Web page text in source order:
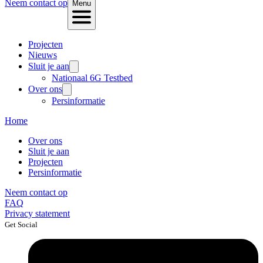
Neem contact op Menu
Projecten
Nieuws
Sluit je aan
Nationaal 6G Testbed
Over ons
Persinformatie
Home
Over ons
Sluit je aan
Projecten
Persinformatie
Neem contact op
FAQ
Privacy statement
Get Social